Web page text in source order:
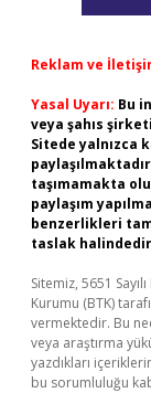
Reklam ve
Yasal Uyarı: Bu
veya şahıs
Sitede yalnızca
taşımamakta
paylaşım
benzerlikleri
taslak
Sitemiz, 5651
Kurumu (BTK)
vermektedir. Bu
veya araştırma
yazdıkları
bu sorumluluğu